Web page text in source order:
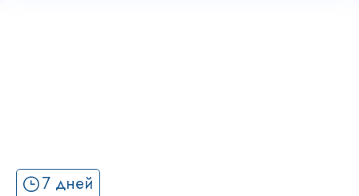
7 дней